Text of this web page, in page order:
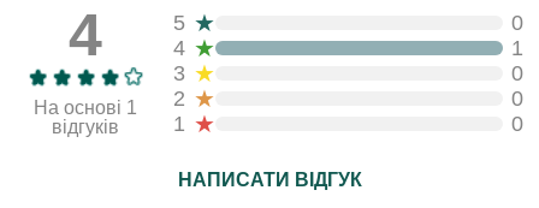
4
На основі 1
відгуків
5 ★
0
4 ★
1
3 ★
0
2 ★
0
1 ★ 0
НАПИСАТИ ВІДГУК